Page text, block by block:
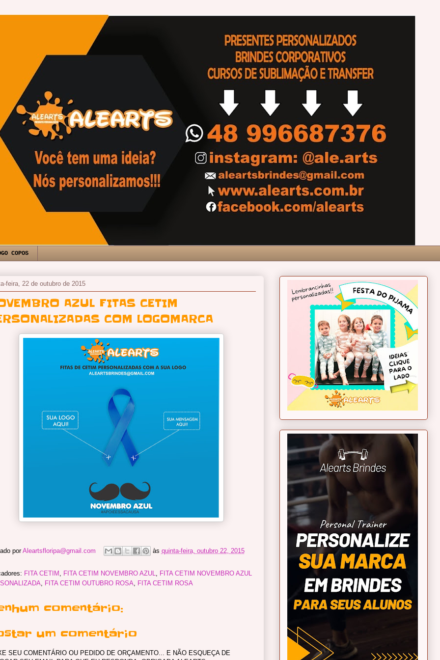
COPOS
feira, 22 de outubro de 2015
AZUL FITAS CETIM
COM LOGOMARCA
porAleartsfloripa@gmail.com às quinta-feira, outubro 22, 2015
FITA CETIM , FITA CETIM NOVEMBRO AZUL, FITA CETIM NOVEMBRO AZUL
, FITA CETIM OUTUBRO ROSA, FITA CETIM ROSA
comentário:
um comentário
SEU COMENTÁRIO OU PEDIDO DE ORÇAMENTO... E NÃO ESQUEÇA DE